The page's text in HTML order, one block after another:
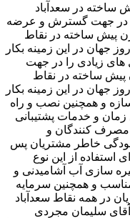
ساخته در سعدآباد
در جهت گسترش و عرضه
پیش ساخته در نقاط
جهان در این زمینه بکار
زیادی را در جهت
ساخته در نقاط
جهان در این زمینه بکار
سازه و همچنین نصب و راه
زمان و خدمات پشتیبانی
کنندگان و
خاطر مشتریان پس
استفاده از این نوع
سازی آب آشامیدنی و
و همچنین سرمایه
در همه نقاط سعدآباد